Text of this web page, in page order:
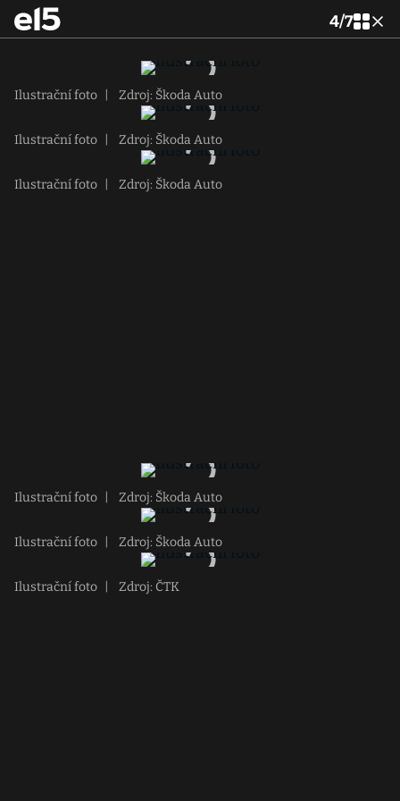
4/7
Ilustrační foto Zdroj: Škoda Auto
Ilustrační foto Zdroj: Škoda Auto
Ilustrační foto Zdroj: Škoda Auto
Ilustrační foto Zdroj: Škoda Auto
Ilustrační foto Zdroj: Škoda Auto
Ilustrační foto Zdroj: ČTK